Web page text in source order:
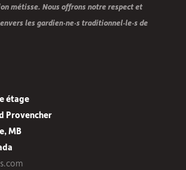
métisse. Nous offrons notre respect et
les gardien·ne·s traditionnel·le·s de
étage
Provencher
MB